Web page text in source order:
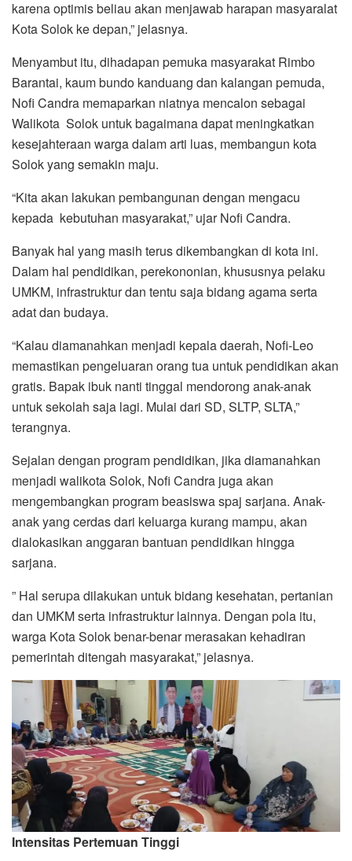
karena optimis beliau akan menjawab harapan masyaralat
Kota Solok ke depan,” jelasnya.
Menyambut itu, dihadapan pemuka masyarakat Rimbo
Barantai, kaum bundo kanduang dan kalangan pemuda,
Nofi Candra memaparkan niatnya mencalon sebagai
Walikota Solok untuk bagaimana dapat meningkatkan
kesejahteraan warga dalam arti luas, membangun kota
Solok yang semakin maju.
“Kita akan lakukan pembangunan dengan mengacu
kepada kebutuhan masyarakat,” ujar Nofi Candra.
Banyak hal yang masih terus dikembangkan di kota ini.
Dalam hal pendidikan, perekononian, khususnya pelaku
UMKM, infrastruktur dan tentu saja bidang agama serta
adat dan budaya.
“Kalau diamanahkan menjadi kepala daerah, Nofi-Leo
memastikan pengeluaran orang tua untuk pendidikan akan
gratis. Bapak ibuk nanti tinggal mendorong anak-anak
untuk sekolah saja lagi. Mulai dari SD, SLTP, SLTA,”
terangnya.
Sejalan dengan program pendidikan, jika diamanahkan
menjadi walikota Solok, Nofi Candra juga akan
mengembangkan program beasiswa spaj sarjana. Anak-
anak yang cerdas dari keluarga kurang mampu, akan
dialokasikan anggaran bantuan pendidikan hingga
sarjana.
” Hal serupa dilakukan untuk bidang kesehatan, pertanian
dan UMKM serta infrastruktur lainnya. Dengan pola itu,
warga Kota Solok benar-benar merasakan kehadiran
pemerintah ditengah masyarakat,” jelasnya.
Intensitas Pertemuan Tinggi